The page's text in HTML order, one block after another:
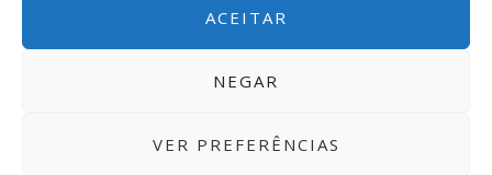
ACEITAR
NEGAR
VER PREFERÊNCIAS